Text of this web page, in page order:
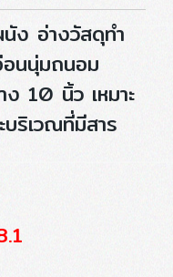
ง อ่างวัสดุทำ
นนุ่มถนอม
10 นิ้ว เหมาะ
ริเวณที่มีสาร